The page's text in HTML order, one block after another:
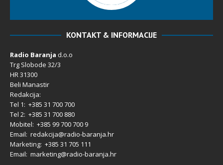
KONTAKT & INFORMACIJE
Radio Baranja d.o.o
Trg Slobode 32/3
HR 31300
Beli Manastir
Redakcija:
Tel 1: +385 31 700 700
Tel 2: +385 31 700 880
Mobitel: +385 99 700 700 9
Email: redakcija@radio-baranja.hr
Marketing: +385 31 705 111
Email: marketing@radio-baranja.hr